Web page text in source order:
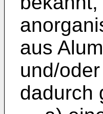
aus
und/
dadurch